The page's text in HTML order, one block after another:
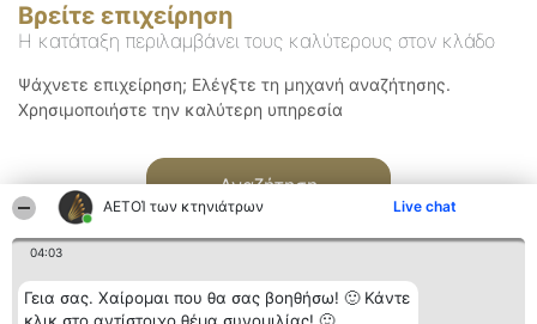
ΑΕΤΟΊ των κτηνιάτρων Live chat
04:03
Γεια σας. Χαίρομαι που θα σας βοηθήσω! 🙂 Κάντε
Βρείτε επιχείρηση
Η κατάταξη περιλαμβάνει τους καλύτερους στον κλάδο
Ψάχνετε επιχείρηση; Ελέγξτε τη μηχανή αναζήτησης.
Χρησιμοποιήστε την καλύτερη υπηρεσία
Αναζήτηση